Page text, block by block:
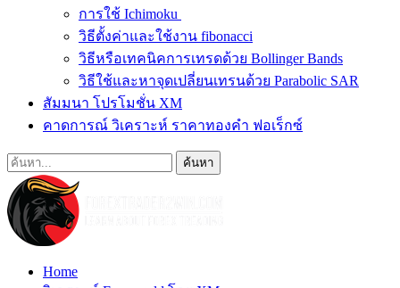
การใช้ Ichimoku
วิธีตั้งค่าและใช้งาน fibonacci
วิธีหรือเทคนิคการเทรดด้วย Bollinger Bands
วิธีใช้และหาจุดเปลี่ยนเทรนด้วย Parabolic SAR
สัมมนา โปรโมชั่น XM
คาดการณ์ วิเคราะห์ ราคาทองคำ ฟอเร็กซ์
Home